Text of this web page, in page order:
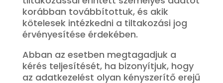
korábban továbbítottuk, és akik
kötelesek intézkedni a tiltakozási jog
érvényesítése érdekében.
Abban az esetben megtagadjuk a
kérés teljesítését, ha bizonyítjuk, hogy
az adatkezelést olyan kényszerítő erejű